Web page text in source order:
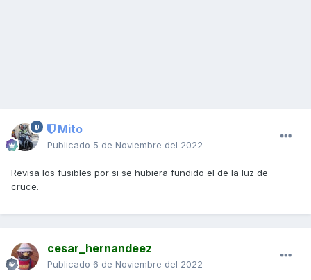
Mito
Publicado 5 de Noviembre del 2022
Revisa los fusibles por si se hubiera fundido el de la luz de
cruce.
cesar_hernandeez
Publicado 6 de Noviembre del 2022